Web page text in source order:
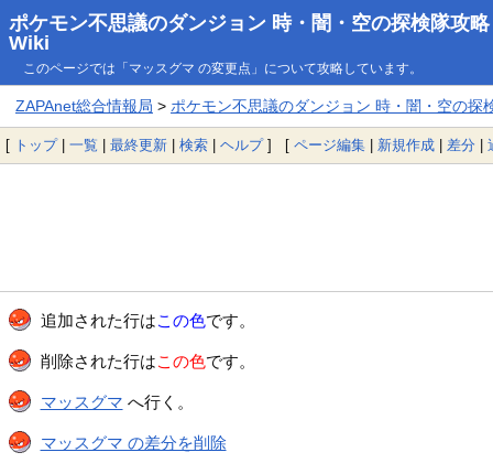
ポケモン不思議のダンジョン 時・闇・空の探検隊攻略
Wiki
このページでは「マッスグマ の変更点」について攻略しています。
ZAPAnet総合情報局 > ポケモン不思議のダンジョン 時・闇・空の探
[ トップ| 一覧 | 最終更新 | 検索 | ヘルプ] [ ページ編集 | 新規作成 | 差分 |
追加された行はこの色です。
削除された行はこの色です。
マッスグマ へ行く。
マッスグマ の差分を削除